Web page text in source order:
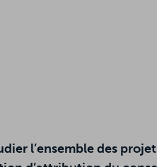
l’ensemble des